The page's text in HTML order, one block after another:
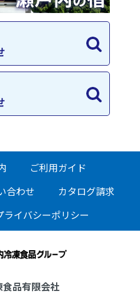
ご利用ガイド
合わせ
カタログ請求
ライバシーポリシー
品有限会社